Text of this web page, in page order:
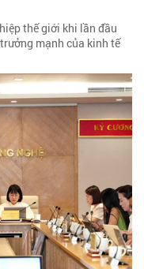
thế giới khi lần đầu
mạnh của kinh tế